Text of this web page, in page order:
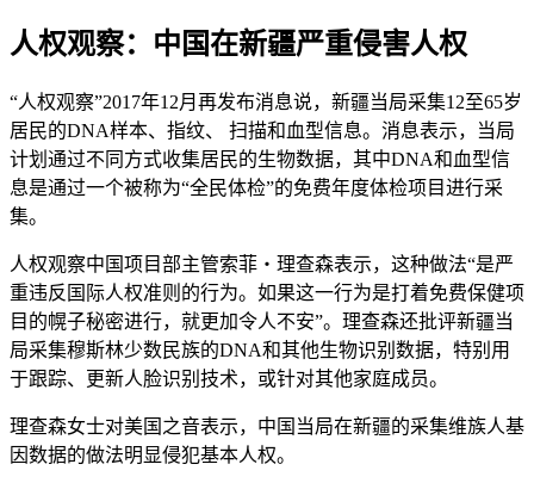
人权观察：中国在新疆严重侵害人权
“人权观察”2017年12月再发布消息说，新疆当局采集12至65岁
居民的DNA样本、指纹、 扫描和血型信息。消息表示，当局
计划通过不同方式收集居民的生物数据，其中DNA和血型信
息是通过一个被称为“全民体检”的免费年度体检项目进行采
集。
人权观察中国项目部主管索菲・理查森表示，这种做法“是严
重违反国际人权准则的行为。如果这一行为是打着免费保健项
目的幌子秘密进行，就更加令人不安”。理查森还批评新疆当
局采集穆斯林少数民族的DNA和其他生物识别数据，特别用
于跟踪、更新人脸识别技术，或针对其他家庭成员。
理查森女士对美国之音表示，中国当局在新疆的采集维族人基
因数据的做法明显侵犯基本人权。